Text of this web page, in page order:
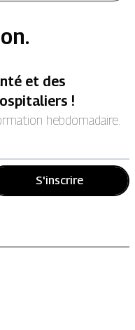
et des
!
hebdomadaire.
S'inscrire